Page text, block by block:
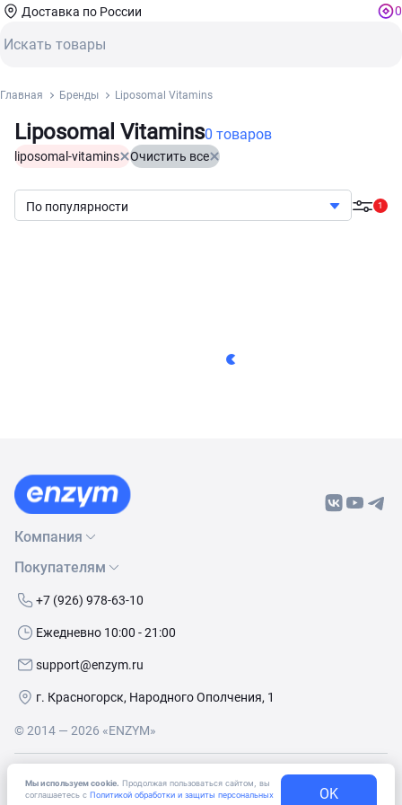
Мы используем cookie. Продолжая пользоваться сайтом, вы
соглашаетесь с Политикой обработки и защиты персональных
OK
Доставка по России 0
Главная Бренды Liposomal Vitamins
Liposomal Vitamins0 товаров
liposomal-vitamins Очистить все
По популярности 1
Компания
О нас
Бренды
Покупателям
Как сделать заказ
Условия доставки
+7 (926) 978-63-10
Ежедневно 10:00 - 21:00
support@enzym.ru
г. Красногорск, Народного Ополчения, 1
© 2014 — 2026 «ENZYM»
на получение рекламно-информационных
материалов